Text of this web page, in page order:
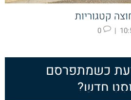
|
כשמתפרסם
חדש?